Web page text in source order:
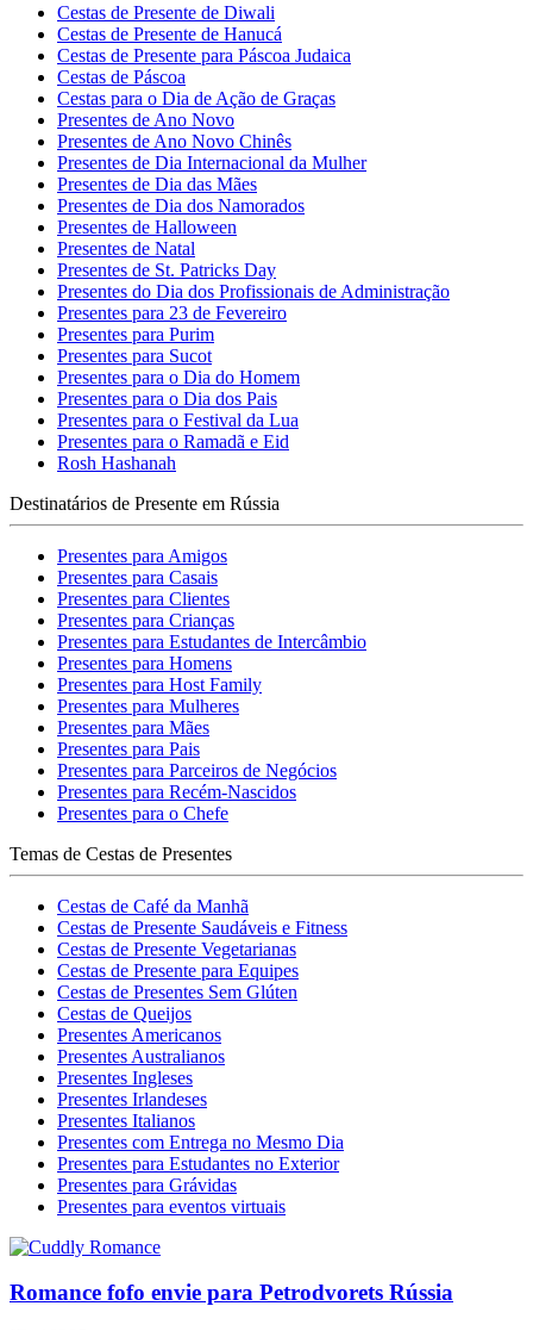
Cestas de Presente de Diwali
Cestas de Presente de Hanucá
Cestas de Presente para Páscoa Judaica
Cestas de Páscoa
Cestas para o Dia de Ação de Graças
Presentes de Ano Novo
Presentes de Ano Novo Chinês
Presentes de Dia Internacional da Mulher
Presentes de Dia das Mães
Presentes de Dia dos Namorados
Presentes de Halloween
Presentes de Natal
Presentes de St. Patricks Day
Presentes do Dia dos Profissionais de Administração
Presentes para 23 de Fevereiro
Presentes para Purim
Presentes para Sucot
Presentes para o Dia do Homem
Presentes para o Dia dos Pais
Presentes para o Festival da Lua
Presentes para o Ramadã e Eid
Rosh Hashanah
Destinatários de Presente em Rússia
Presentes para Amigos
Presentes para Casais
Presentes para Clientes
Presentes para Crianças
Presentes para Estudantes de Intercâmbio
Presentes para Homens
Presentes para Host Family
Presentes para Mulheres
Presentes para Mães
Presentes para Pais
Presentes para Parceiros de Negócios
Presentes para Recém-Nascidos
Presentes para o Chefe
Temas de Cestas de Presentes
Cestas de Café da Manhã
Cestas de Presente Saudáveis e Fitness
Cestas de Presente Vegetarianas
Cestas de Presente para Equipes
Cestas de Presentes Sem Glúten
Cestas de Queijos
Presentes Americanos
Presentes Australianos
Presentes Ingleses
Presentes Irlandeses
Presentes Italianos
Presentes com Entrega no Mesmo Dia
Presentes para Estudantes no Exterior
Presentes para Grávidas
Presentes para eventos virtuais
Romance fofo envie para Petrodvorets Rússia